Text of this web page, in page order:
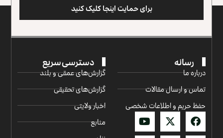
برای حمایت اینجا کلیک کنید
رسانه
درباره ما
تماس و ارسال مقالات
حفظ حریم و اطلاعات شخصی
دسترسی سریع
گزارش‌‌های عمقی و بلند
گزارش‌های تحقیقی
اخبار ولایتی
منابع